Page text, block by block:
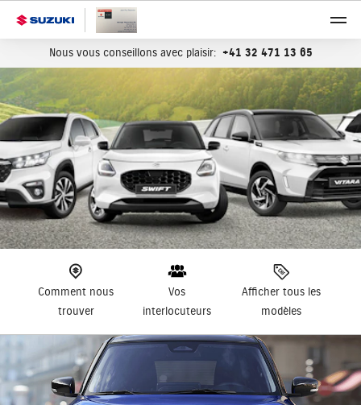
Nous vous conseillons avec plaisir: +41 32 471 13 65
Comment nous
trouver
Vos
interlocuteurs
Afficher tous les
modèles